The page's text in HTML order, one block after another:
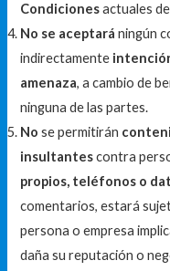
Condicionesactuales
No se aceptaráningún
indirectamente
amenaza, a cambio de
ninguna de las partes.
No se permitirán
insultantescontra
propios, teléfonos o
comentarios, estará
persona o empresa
daña su reputación o